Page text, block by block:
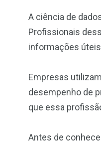
A ciência de
Profissionais
informações
Empresas
desempenho de
que essa
Antes de